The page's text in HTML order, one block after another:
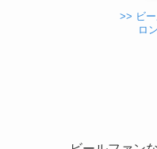
>> ビ
ロ